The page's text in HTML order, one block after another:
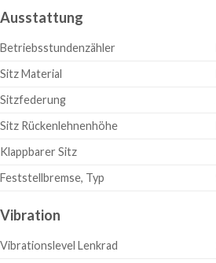
Ausstattung
Betriebsstundenzähler
Sitz Material
Sitzfederung
Sitz Rückenlehnenhöhe
Klappbarer Sitz
Feststellbremse, Typ
Vibration
Vibrationslevel Lenkrad